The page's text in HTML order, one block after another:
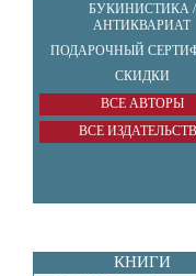
БУКИНИСТИКА /
АНТИКВАРИАТ
ПОДАРОЧНЫЙ
СКИДКИ
ВСЕ АВТОРЫ
ВСЕ
КНИГИ